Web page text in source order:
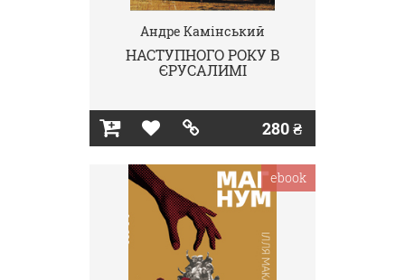
Андре Камінський
НАСТУПНОГО РОКУ В
ЄРУСАЛИМІ
280 ₴
ebook